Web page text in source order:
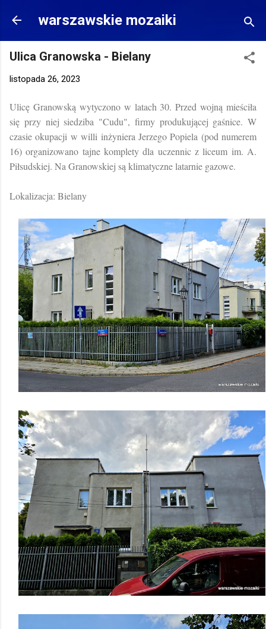
Przejdź do głównej zawartości
warszawskie mozaiki
Ulica Granowska - Bielany
listopada 26, 2023
Ulicę Granowską wytyczono w latach 30. Przed wojną mieściła
się przy niej siedziba "Cudu", firmy produkującej gaśnice. W
czasie okupacji w willi inżyniera Jerzego Popiela (pod numerem
16) organizowano tajne komplety dla uczennic z liceum im. A.
Piłsudskiej. Na Granowskiej są klimatyczne latarnie gazowe.
Lokalizacja: Bielany